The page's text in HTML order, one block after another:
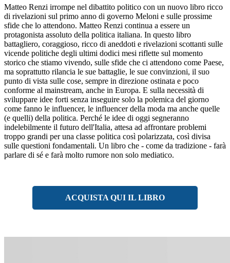
Matteo Renzi irrompe nel dibattito politico con un nuovo libro ricco
di rivelazioni sul primo anno di governo Meloni e sulle prossime
sfide che lo attendono. Matteo Renzi continua a essere un
protagonista assoluto della politica italiana. In questo libro
battagliero, coraggioso, ricco di aneddoti e rivelazioni scottanti sulle
vicende politiche degli ultimi dodici mesi riflette sul momento
storico che stiamo vivendo, sulle sfide che ci attendono come Paese,
ma soprattutto rilancia le sue battaglie, le sue convinzioni, il suo
punto di vista sulle cose, sempre in direzione ostinata e poco
conforme al mainstream, anche in Europa. E sulla necessità di
sviluppare idee forti senza inseguire solo la polemica del giorno
come fanno le influencer, le influencer della moda ma anche quelle
(e quelli) della politica. Perché le idee di oggi segneranno
indelebilmente il futuro dell'Italia, attesa ad affrontare problemi
troppo grandi per una classe politica così polarizzata, così divisa
sulle questioni fondamentali. Un libro che - come da tradizione - farà
parlare di sé e farà molto rumore non solo mediatico.
ACQUISTA QUI IL LIBRO